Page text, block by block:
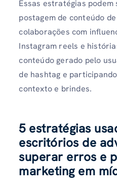
Essas estratégias podem
postagem de conteúdo
colaborações com
Instagram reels e
conteúdo gerado pelo
de hashtag e
contexto e brindes.
5 estratégias
escritórios de
superar erros e
marketing em